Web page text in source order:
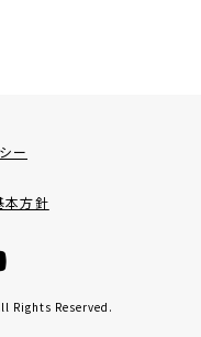
ー
本方針
Rights Reserved.